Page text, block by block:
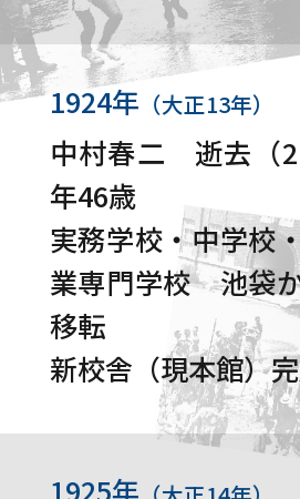
1924年 （大正13年）
中村春二 逝去（
年46歳
実務学校・中学校
業専門学校 池袋
移転
新校舎（現本館）
1925年